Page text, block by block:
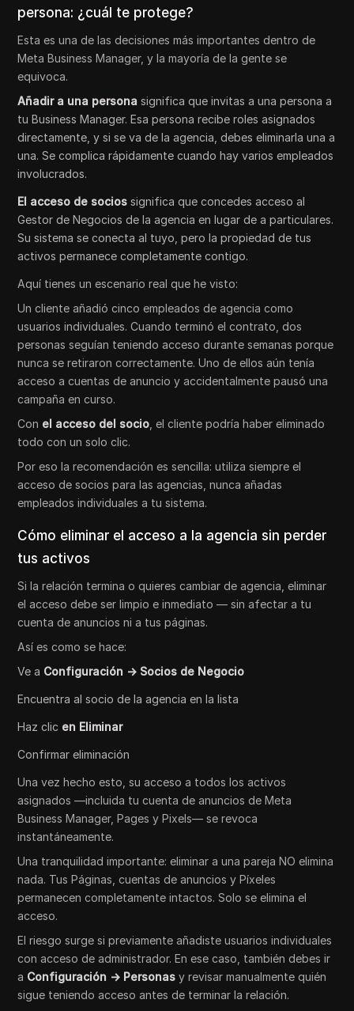
persona: ¿cuál te protege?
Esta es una de las decisiones más importantes dentro de
Meta Business Manager, y la mayoría de la gente se
equivoca.
Añadir a una persona significa que invitas a una persona a
tu Business Manager. Esa persona recibe roles asignados
directamente, y si se va de la agencia, debes eliminarla una a
una. Se complica rápidamente cuando hay varios empleados
involucrados.
El acceso de socios significa que concedes acceso al
Gestor de Negocios de la agencia en lugar de a particulares.
Su sistema se conecta al tuyo, pero la propiedad de tus
activos permanece completamente contigo.
Aquí tienes un escenario real que he visto:
Un cliente añadió cinco empleados de agencia como
usuarios individuales. Cuando terminó el contrato, dos
personas seguían teniendo acceso durante semanas porque
nunca se retiraron correctamente. Uno de ellos aún tenía
acceso a cuentas de anuncio y accidentalmente pausó una
campaña en curso.
Con el acceso del socio , el cliente podría haber eliminado
todo con un solo clic.
Por eso la recomendación es sencilla: utiliza siempre el
acceso de socios para las agencias, nunca añadas
empleados individuales a tu sistema.
Cómo eliminar el acceso a la agencia sin perder
tus activos
Si la relación termina o quieres cambiar de agencia, eliminar
el acceso debe ser limpio e inmediato — sin afectar a tu
cuenta de anuncios ni a tus páginas.
Así es como se hace:
Ve a Configuración → Socios de Negocio
Encuentra al socio de la agencia en la lista
Haz clic en Eliminar
Confirmar eliminación
Una vez hecho esto, su acceso a todos los activos
asignados —incluida tu cuenta de anuncios de Meta
Business Manager, Pages y Pixels— se revoca
instantáneamente.
Una tranquilidad importante: eliminar a una pareja NO elimina
nada. Tus Páginas, cuentas de anuncios y Píxeles
permanecen completamente intactos. Solo se elimina el
acceso.
El riesgo surge si previamente añadiste usuarios individuales
con acceso de administrador. En ese caso, también debes ir
a Configuración → Personas y revisar manualmente quién
sigue teniendo acceso antes de terminar la relación.